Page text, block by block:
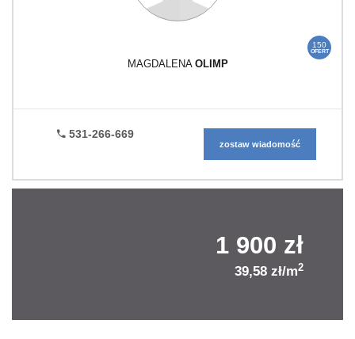
150
OFERT
MAGDALENA OLIMP
531-266-669
zostaw wiadomość
1 900 zł
39,58 zł/m2